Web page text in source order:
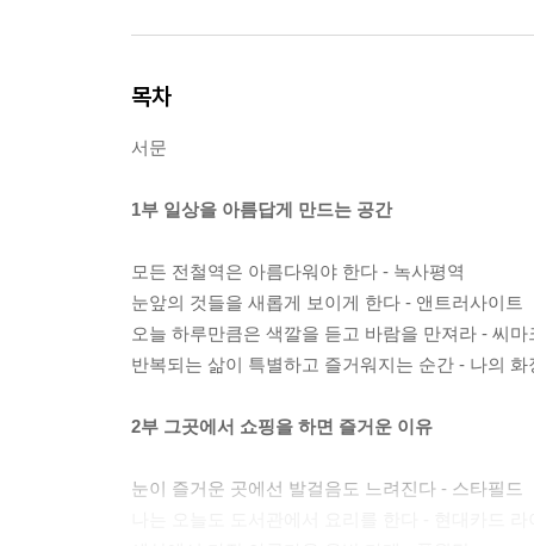
목차
서문
1부 일상을 아름답게 만드는 공간
모든 전철역은 아름다워야 한다 - 녹사평역
눈앞의 것들을 새롭게 보이게 한다 - 앤트러사이트
오늘 하루만큼은 색깔을 듣고 바람을 만져라 - 씨마
반복되는 삶이 특별하고 즐거워지는 순간 - 나의 화
2부 그곳에서 쇼핑을 하면 즐거운 이유
눈이 즐거운 곳에선 발걸음도 느려진다 - 스타필드